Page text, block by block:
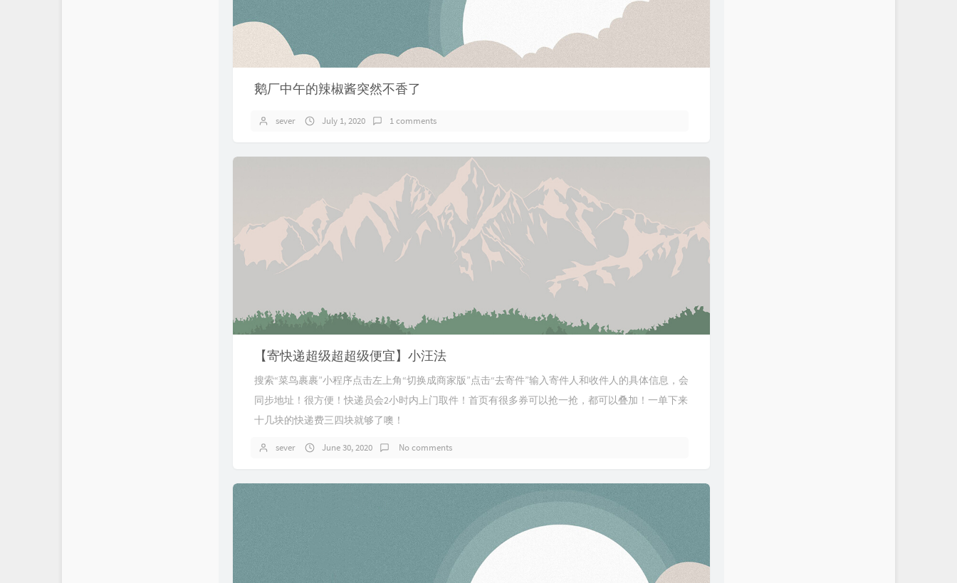
鹅厂中午的辣椒酱突然不香了
sever July 1, 2020 1 comments
【寄快递超级超超级便宜】小汪法
搜索“菜鸟裹裹”小程序点击左上角“切换成商家版”点击“去寄件”输入寄件人和收件人的具体信息，会
同步地址！很方便！快递员会2小时内上门取件！首页有很多券可以抢一抢，都可以叠加！一单下来
十几块的快递费三四块就够了噢！
sever June 30, 2020 No comments